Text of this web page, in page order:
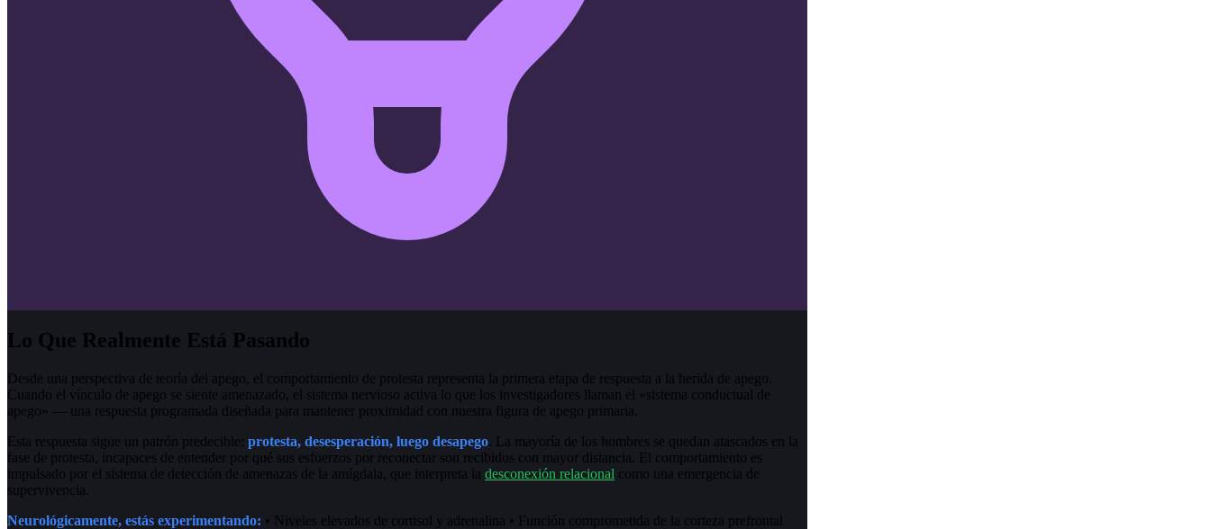
Lo Que Realmente Está Pasando
Desde una perspectiva de teoría del apego, el comportamiento de protesta representa la primera etapa de respuesta a la herida de apego.
Cuando el vínculo de apego se siente amenazado, el sistema nervioso activa lo que los investigadores llaman el «sistema conductual de
apego» — una respuesta programada diseñada para mantener proximidad con nuestra figura de apego primaria.
Esta respuesta sigue un patrón predecible: protesta, desesperación, luego desapego . La mayoría de los hombres se quedan atascados en la
fase de protesta, incapaces de entender por qué sus esfuerzos por reconectar son recibidos con mayor distancia. El comportamiento es
impulsado por el sistema de detección de amenazas de la amígdala, que interpreta la desconexión relacional como una emergencia de
supervivencia.
Neurológicamente, estás experimentando: • Niveles elevados de cortisol y adrenalina • Función comprometida de la corteza prefrontal